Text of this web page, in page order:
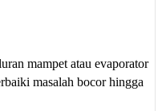
mampet atau evaporator
masalah bocor hingga